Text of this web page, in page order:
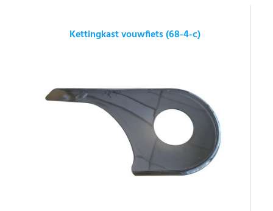
Kettingkast vouwfiets (68-4-c)